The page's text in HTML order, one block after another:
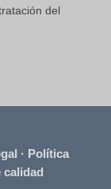
del
· Política
calidad